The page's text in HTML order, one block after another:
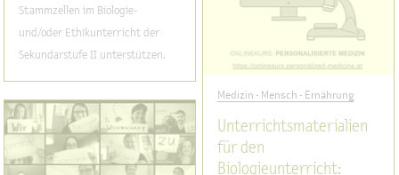
Stammzellen im Biologie-
und/oder Ethikunterricht der
Sekundarstufe II unterstützen.
Medizin - Mensch - Ernährung
Unterrichtsmaterialien
für den
Biologieunterricht: